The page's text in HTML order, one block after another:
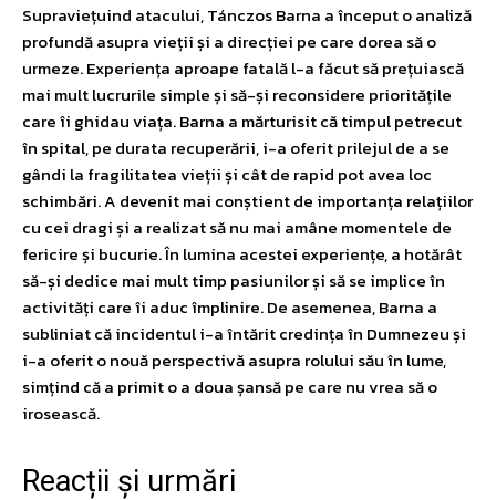
Supraviețuind atacului, Tánczos Barna a început o analiză
profundă asupra vieții și a direcției pe care dorea să o
urmeze. Experiența aproape fatală l-a făcut să prețuiască
mai mult lucrurile simple și să-și reconsidere prioritățile
care îi ghidau viața. Barna a mărturisit că timpul petrecut
în spital, pe durata recuperării, i-a oferit prilejul de a se
gândi la fragilitatea vieții și cât de rapid pot avea loc
schimbări. A devenit mai conștient de importanța relațiilor
cu cei dragi și a realizat să nu mai amâne momentele de
fericire și bucurie. În lumina acestei experiențe, a hotărât
să-și dedice mai mult timp pasiunilor și să se implice în
activități care îi aduc împlinire. De asemenea, Barna a
subliniat că incidentul i-a întărit credința în Dumnezeu și
i-a oferit o nouă perspectivă asupra rolului său în lume,
simțind că a primit o a doua șansă pe care nu vrea să o
irosească.
Reacții și urmări